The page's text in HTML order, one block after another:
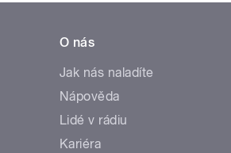
O nás
Jak nás naladíte
Nápověda
Lidé v rádiu
Kariéra